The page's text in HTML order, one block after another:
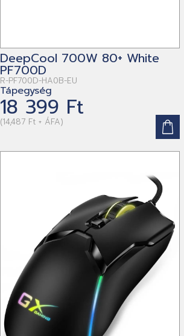
DeepCool 700W 80+ White
PF700D
R-PF700D-HA0B-EU
Tápegység
18 399 Ft
(14,487 Ft + ÁFA)